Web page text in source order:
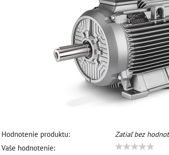
Hodnotenie produktu:
Zatiaľ bez
Vaše hodnotenie: